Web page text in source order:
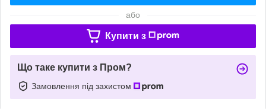
або
Купити з
Що таке купити з Пром?
Замовлення під захистом